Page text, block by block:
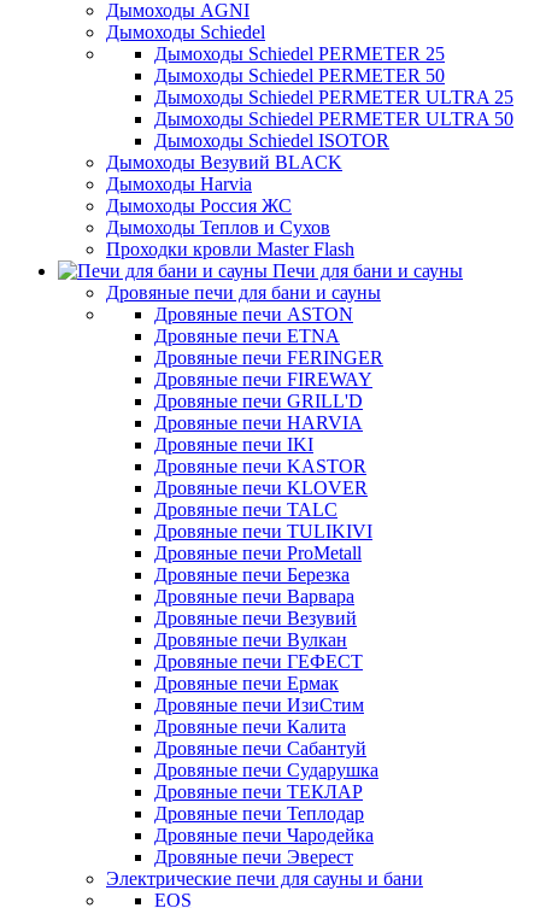
Дымоходы AGNI
Дымоходы Schiedel
Дымоходы Schiedel PERMETER 25
Дымоходы Schiedel PERMETER 50
Дымоходы Schiedel PERMETER ULTRA 25
Дымоходы Schiedel PERMETER ULTRA 50
Дымоходы Schiedel ISOTOR
Дымоходы Везувий BLACK
Дымоходы Harvia
Дымоходы Россия ЖС
Дымоходы Теплов и Сухов
Проходки кровли Master Flash
Печи для бани и сауны
Дровяные печи для бани и сауны
Дровяные печи ASTON
Дровяные печи ETNA
Дровяные печи FERINGER
Дровяные печи FIREWAY
Дровяные печи GRILL'D
Дровяные печи HARVIA
Дровяные печи IKI
Дровяные печи KASTOR
Дровяные печи KLOVER
Дровяные печи TALC
Дровяные печи TULIKIVI
Дровяные печи ProMetall
Дровяные печи Березка
Дровяные печи Варвара
Дровяные печи Везувий
Дровяные печи Вулкан
Дровяные печи ГЕФЕСТ
Дровяные печи Ермак
Дровяные печи ИзиСтим
Дровяные печи Калита
Дровяные печи Сабантуй
Дровяные печи Сударушка
Дровяные печи ТЕКЛАР
Дровяные печи Теплодар
Дровяные печи Чародейка
Дровяные печи Эверест
Электрические печи для сауны и бани
EOS